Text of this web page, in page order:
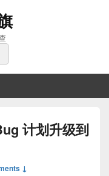
计划升级到
↓